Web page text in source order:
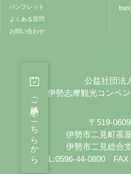
ご予約はこちらから
パンフレット
よくある質問
お問い合わせ
公益社団法
伊勢志摩観光コンベ
〒519-0609
伊勢市二見町茶
伊勢市二見総合
TEL:0596-44-0800